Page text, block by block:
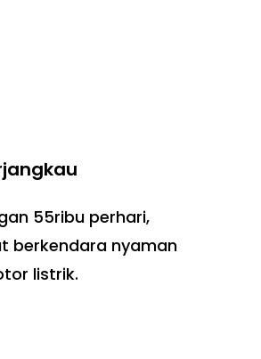
55ribu perhari,
berkendara nyaman
listrik.